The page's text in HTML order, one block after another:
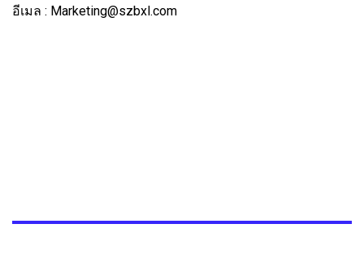
อีเมล : Marketing@szbxl.com